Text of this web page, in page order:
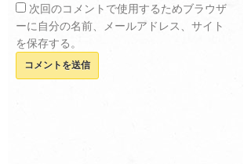
次回のコメントで使用するためブラウザ
ーに自分の名前、メールアドレス、サイト
を保存する。